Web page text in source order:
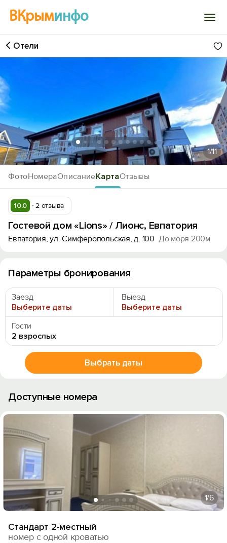
ВКрыминфо
Войти
Добавить свой объект
ФотоНомераОписаниеКартаОтзывы
Отели
1/11
10.0 2 отзыва
Гостевой дом «Lions» / Лионс, Евпатория
Евпатория, ул. Симферопольская, д. 100 До моря 200м
Параметры бронирования
Заезд
Выберите даты
Выезд
Выберите даты
Гости
2 взрослых
Выбрать даты
Доступные номера
1/6
Стандарт 2-местный
номер с одной кроватью